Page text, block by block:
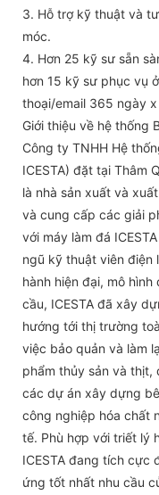
3. Hỗ trợ kỹ thuật và
móc.
4. Hơn 25 kỹ sư sẵn
hơn 15 kỹ sư phục vụ
thoại/email 365 ngày
Giới thiệu về hệ thống
Công ty TNHH Hệ
ICESTA) đặt tại Thâm
là nhà sản xuất và
và cung cấp các giải
với máy làm đá
ngũ kỹ thuật viên điện
hành hiện đại, mô
cầu, ICESTA đã xây
hướng tới thị trường
việc bảo quản và làm
phẩm thủy sản và thịt,
các dự án xây dựng
công nghiệp hóa chất
tế. Phù hợp với triết lý
ICESTA đang tích cực
ứng tốt nhất nhu cầu